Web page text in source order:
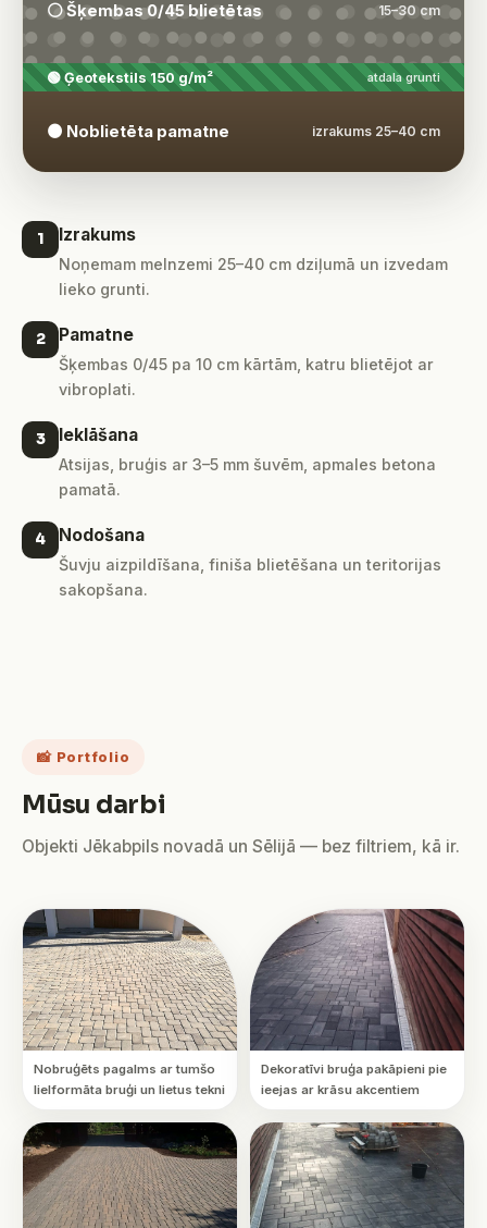
⚪ Šķembas 0/45 blietētas 15–30 cm
🟢 Ģeotekstils 150 g/m² atdala grunti
🟤 Noblietēta pamatne izrakums 25–40 cm
1 Izrakums
Noņemam melnzemi 25–40 cm dziļumā un izvedam
lieko grunti.
2 Pamatne
Šķembas 0/45 pa 10 cm kārtām, katru blietējot ar
vibroplati.
3 Ieklāšana
Atsijas, bruģis ar 3–5 mm šuvēm, apmales betona
pamatā.
4 Nodošana
Šuvju aizpildīšana, finiša blietēšana un teritorijas
sakopšana.
📸 Portfolio
Mūsu darbi
Objekti Jēkabpils novadā un Sēlijā — bez filtriem, kā ir.
Nobruģēts pagalms ar tumšo
lielformāta bruģi un lietus tekni
Dekoratīvi bruģa pakāpieni pie
ieejas ar krāsu akcentiem